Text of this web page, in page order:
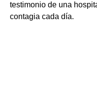
testimonio de una
contagia cada día.